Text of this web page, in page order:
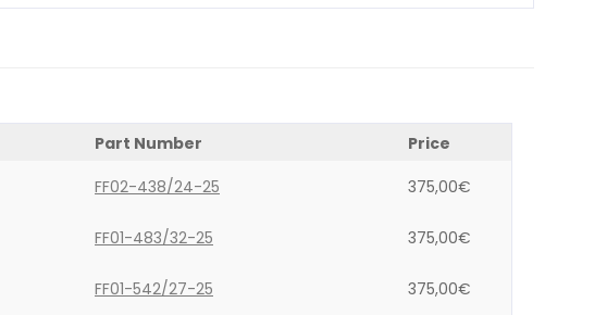
Part Number
Price
FF02-438/24-25 375,00€
FF01-483/32-25 375,00€
FF01-542/27-25 375,00€